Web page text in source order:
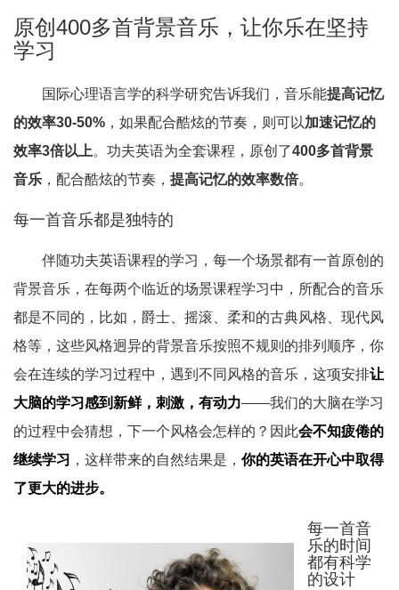
原创400多首背景音乐，让你乐在坚持
学习
国际心理语言学的科学研究告诉我们，音乐能提高记忆
的效率30-50% ，如果配合酷炫的节奏，则可以加速记忆的
效率3倍以上。功夫英语为全套课程，原创了400多首背景
音乐 ，配合酷炫的节奏， 提高记忆的效率数倍。
每一首音乐都是独特的
伴随功夫英语课程的学习，每一个场景都有一首原创的
背景音乐，在每两个临近的场景课程学习中，所配合的音乐
都是不同的，比如，爵士、摇滚、柔和的古典风格、现代风
格等，这些风格迥异的背景音乐按照不规则的排列顺序，你
会在连续的学习过程中，遇到不同风格的音乐，这项安排让
大脑的学习感到新鲜，刺激，有动力——我们的大脑在学习
的过程中会猜想，下一个风格会怎样的？因此会不知疲倦的
继续学习 ，这样带来的自然结果是， 你的英语在开心中取得
了更大的进步。
每一首音
乐的时间
都有科学
的设计